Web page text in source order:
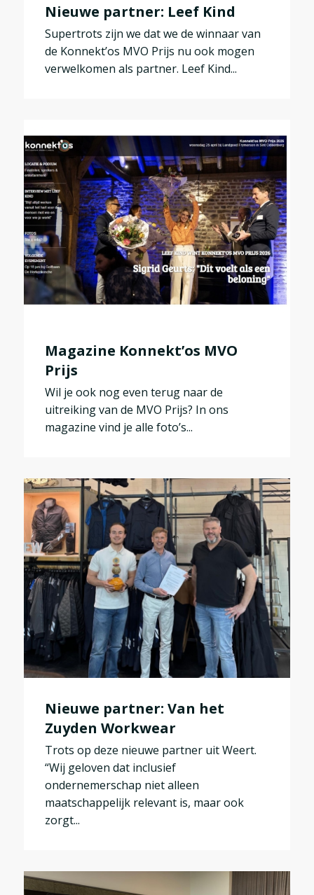
Nieuwe partner: Leef Kind
Supertrots zijn we dat we de winnaar van
de Konnekt’os MVO Prijs nu ook mogen
verwelkomen als partner. Leef Kind...
Magazine Konnekt’os MVO
Prijs
Wil je ook nog even terug naar de
uitreiking van de MVO Prijs? In ons
magazine vind je alle foto’s...
Nieuwe partner: Van het
Zuyden Workwear
Trots op deze nieuwe partner uit Weert.
“Wij geloven dat inclusief
ondernemerschap niet alleen
maatschappelijk relevant is, maar ook
zorgt...